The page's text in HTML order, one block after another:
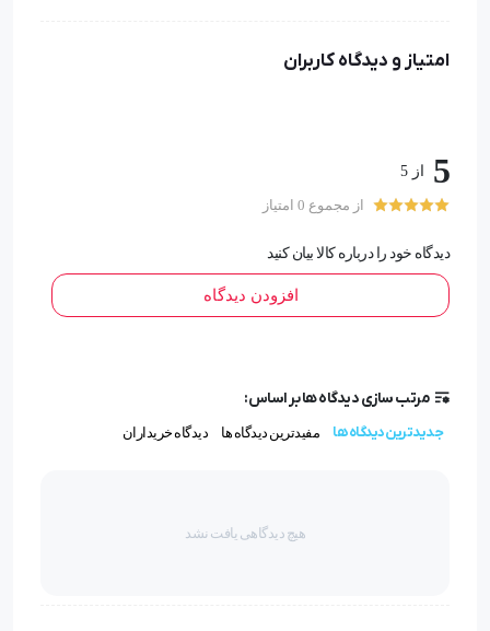
منبع انرژی : بدون نیاز به منبع انرژی
تعداد در بسته بندی : 2 عدد
جنس بدنه : ترکیب فلز و پلاستیک
بسیار بالا و سرعت انتقال
امتیاز و دیدگاه کاربران
5 از 5
از مجموع 0 امتیاز
دیدگاه خود را درباره کالا بیان کنید
افزودن دیدگاه
مرتب سازی دیدگاه ها بر اساس:
جدیدترین دیدگاه ها مفیدترین دیدگاه ها دیدگاه خریداران
هیچ دیدگاهی یافت نشد